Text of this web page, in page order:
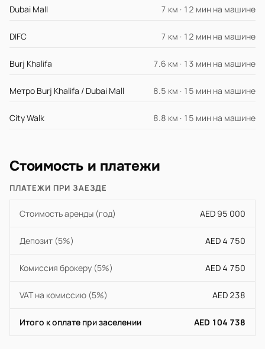
Dubai Mall 7 км · 12 мин на машине
DIFC 7 км · 12 мин на машине
Burj Khalifa 7.6 км · 13 мин на машине
Метро Burj Khalifa / Dubai Mall 8.5 км · 15 мин на машине
City Walk 8.8 км · 15 мин на машине
Стоимость и платежи
ПЛАТЕЖИ ПРИ ЗАЕЗДЕ
Стоимость аренды (год) AED 95 000
Депозит (5%) AED 4 750
Комиссия брокеру (5%) AED 4 750
VAT на комиссию (5%) AED 238
Итого к оплате при заселении AED 104 738